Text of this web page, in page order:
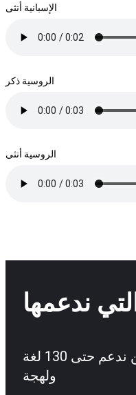
الإسبانية أنثى
الروسية ذكر
الروسية أنثى
ندعمها
نحن ندعم حتى 130 لغة
ولهجة